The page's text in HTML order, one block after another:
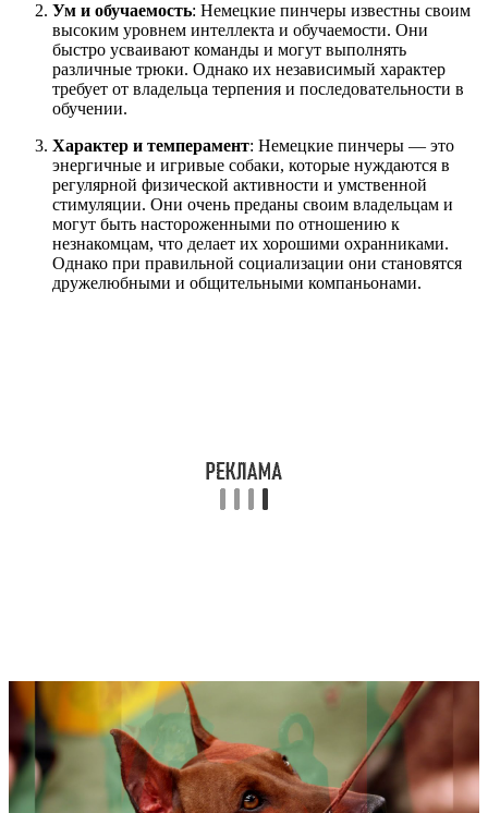
Ум и обучаемость: Немецкие пинчеры известны своим
высоким уровнем интеллекта и обучаемости. Они
быстро усваивают команды и могут выполнять
различные трюки. Однако их независимый характер
требует от владельца терпения и последовательности в
обучении.
Характер и темперамент: Немецкие пинчеры — это
энергичные и игривые собаки, которые нуждаются в
регулярной физической активности и умственной
стимуляции. Они очень преданы своим владельцам и
могут быть настороженными по отношению к
незнакомцам, что делает их хорошими охранниками.
Однако при правильной социализации они становятся
дружелюбными и общительными компаньонами.